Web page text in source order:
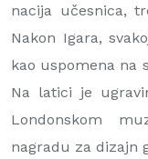
nacija učesnica,
Nakon Igara,
kao uspomena na
Na latici je
Londonskom
nagradu za dizajn